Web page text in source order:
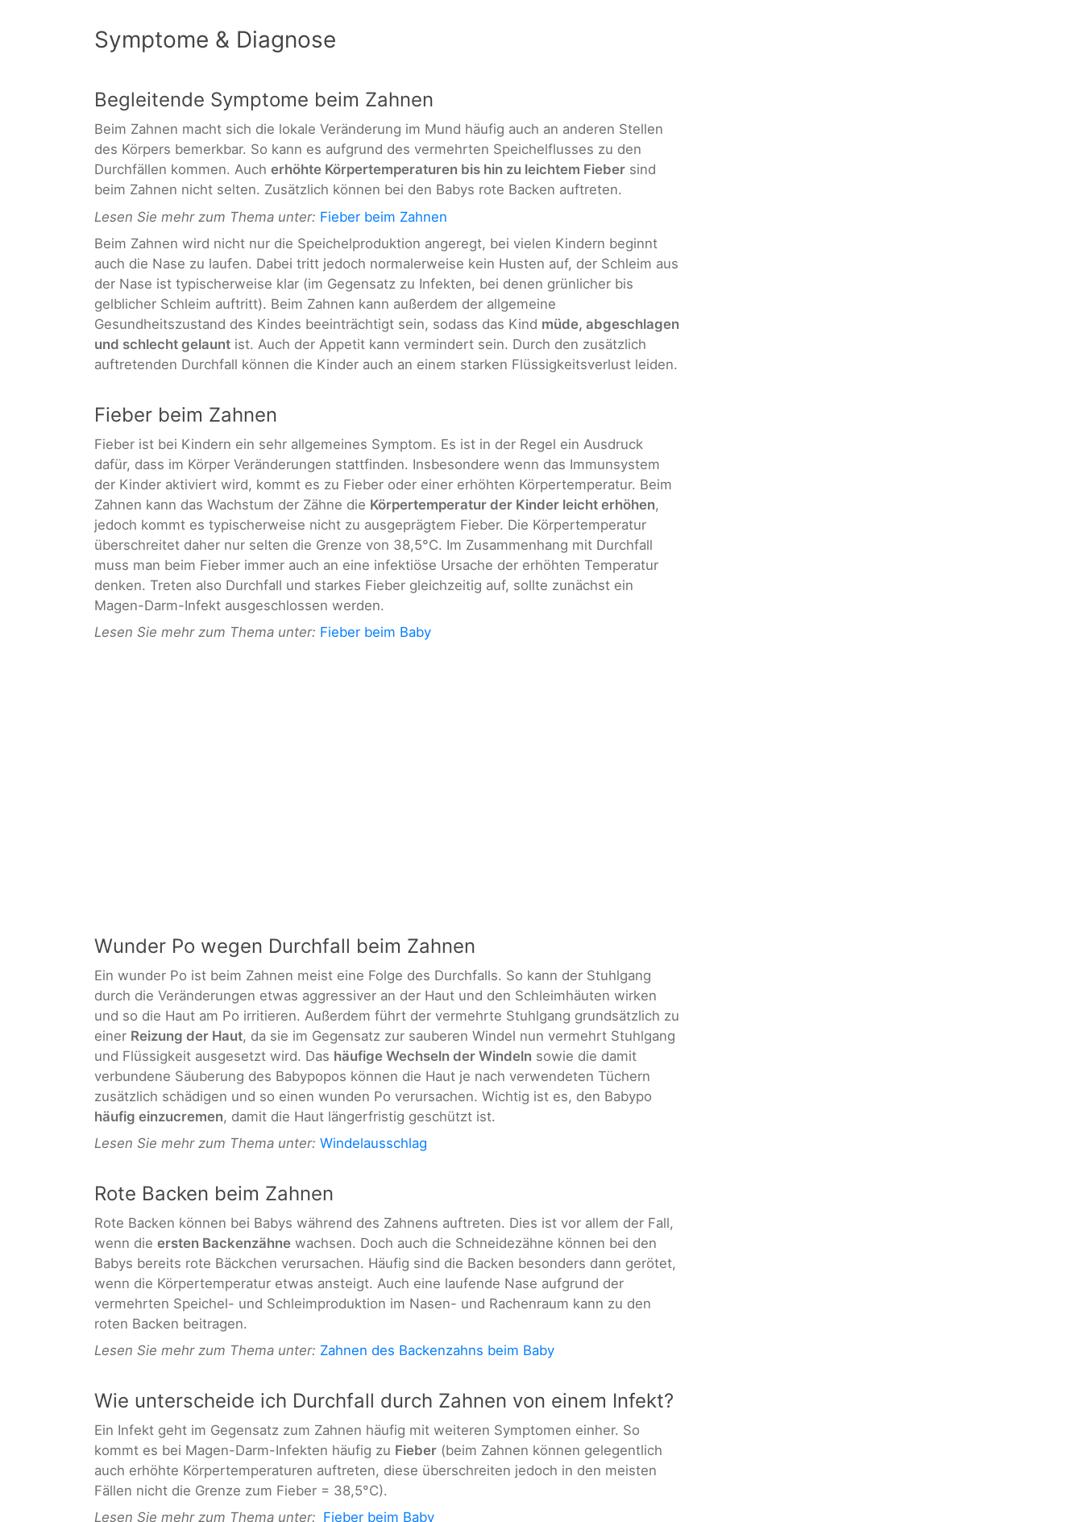
Symptome & Diagnose
Begleitende Symptome beim Zahnen
Beim Zahnen macht sich die lokale Veränderung im Mund häufig auch an anderen Stellen
des Körpers bemerkbar. So kann es aufgrund des vermehrten Speichelflusses zu den
Durchfällen kommen. Auch erhöhte Körpertemperaturen bis hin zu leichtem Fieber sind
beim Zahnen nicht selten. Zusätzlich können bei den Babys rote Backen auftreten.
Lesen Sie mehr zum Thema unter: Fieber beim Zahnen
Beim Zahnen wird nicht nur die Speichelproduktion angeregt, bei vielen Kindern beginnt
auch die Nase zu laufen. Dabei tritt jedoch normalerweise kein Husten auf, der Schleim aus
der Nase ist typischerweise klar (im Gegensatz zu Infekten, bei denen grünlicher bis
gelblicher Schleim auftritt). Beim Zahnen kann außerdem der allgemeine
Gesundheitszustand des Kindes beeinträchtigt sein, sodass das Kind müde, abgeschlagen
und schlecht gelaunt ist. Auch der Appetit kann vermindert sein. Durch den zusätzlich
auftretenden Durchfall können die Kinder auch an einem starken Flüssigkeitsverlust leiden.
Fieber beim Zahnen
Fieber ist bei Kindern ein sehr allgemeines Symptom. Es ist in der Regel ein Ausdruck
dafür, dass im Körper Veränderungen stattfinden. Insbesondere wenn das Immunsystem
der Kinder aktiviert wird, kommt es zu Fieber oder einer erhöhten Körpertemperatur. Beim
Zahnen kann das Wachstum der Zähne die Körpertemperatur der Kinder leicht erhöhen,
jedoch kommt es typischerweise nicht zu ausgeprägtem Fieber. Die Körpertemperatur
überschreitet daher nur selten die Grenze von 38,5°C. Im Zusammenhang mit Durchfall
muss man beim Fieber immer auch an eine infektiöse Ursache der erhöhten Temperatur
denken. Treten also Durchfall und starkes Fieber gleichzeitig auf, sollte zunächst ein
Magen-Darm-Infekt ausgeschlossen werden.
Lesen Sie mehr zum Thema unter: Fieber beim Baby
Wunder Po wegen Durchfall beim Zahnen
Ein wunder Po ist beim Zahnen meist eine Folge des Durchfalls. So kann der Stuhlgang
durch die Veränderungen etwas aggressiver an der Haut und den Schleimhäuten wirken
und so die Haut am Po irritieren. Außerdem führt der vermehrte Stuhlgang grundsätzlich zu
einer Reizung der Haut, da sie im Gegensatz zur sauberen Windel nun vermehrt Stuhlgang
und Flüssigkeit ausgesetzt wird. Das häufige Wechseln der Windeln sowie die damit
verbundene Säuberung des Babypopos können die Haut je nach verwendeten Tüchern
zusätzlich schädigen und so einen wunden Po verursachen. Wichtig ist es, den Babypo
häufig einzucremen, damit die Haut längerfristig geschützt ist.
Lesen Sie mehr zum Thema unter: Windelausschlag
Rote Backen beim Zahnen
Rote Backen können bei Babys während des Zahnens auftreten. Dies ist vor allem der Fall,
wenn die ersten Backenzähne wachsen. Doch auch die Schneidezähne können bei den
Babys bereits rote Bäckchen verursachen. Häufig sind die Backen besonders dann gerötet,
wenn die Körpertemperatur etwas ansteigt. Auch eine laufende Nase aufgrund der
vermehrten Speichel- und Schleimproduktion im Nasen- und Rachenraum kann zu den
roten Backen beitragen.
Lesen Sie mehr zum Thema unter: Zahnen des Backenzahns beim Baby
Wie unterscheide ich Durchfall durch Zahnen von einem Infekt?
Ein Infekt geht im Gegensatz zum Zahnen häufig mit weiteren Symptomen einher. So
kommt es bei Magen-Darm-Infekten häufig zu Fieber (beim Zahnen können gelegentlich
auch erhöhte Körpertemperaturen auftreten, diese überschreiten jedoch in den meisten
Fällen nicht die Grenze zum Fieber = 38,5°C).
Lesen Sie mehr zum Thema unter: Fieber beim Baby